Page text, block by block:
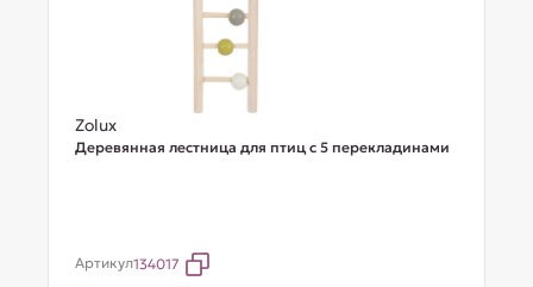
Zolux
Деревянная лестница для птиц с 5 перекладинами
Артикул134017